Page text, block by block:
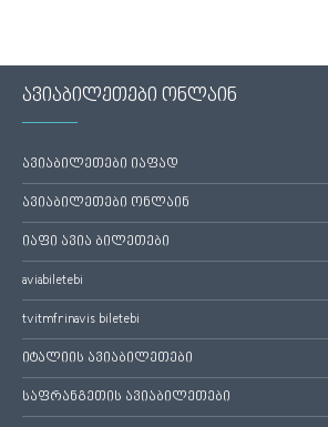
ავიაბილეთები ონლაინ
ავიაბილეთები იაფად
ავიაბილეთები ონლაინ
იაფი ავია ბილეთები
aviabiletebi
tvitmfrinavis biletebi
იტალიის ავიაბილეთები
საფრანგეთის ავიაბილეთები